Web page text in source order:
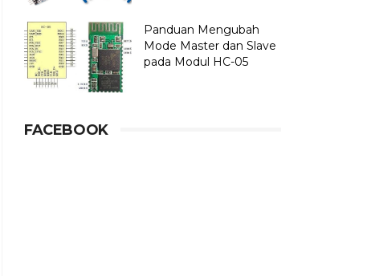
Panduan Mengubah
Mode Master dan Slave
pada Modul HC-05
FACEBOOK